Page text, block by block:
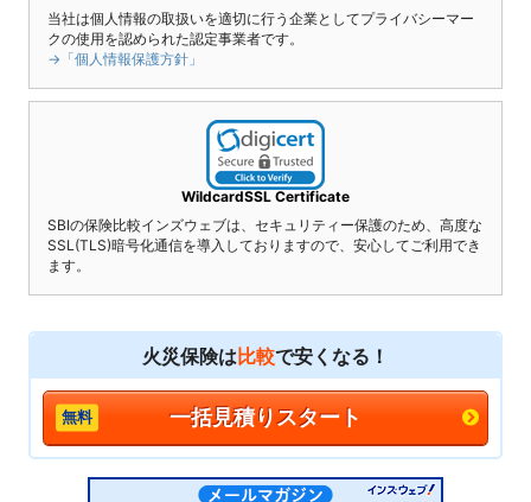
当社は個人情報の取扱いを適切に行う企業としてプライバシーマー
クの使用を認められた認定事業者です。
→「個人情報保護方針」
WildcardSSL Certificate
SBIの保険比較インズウェブは、セキュリティー保護のため、高度な
SSL(TLS)暗号化通信を導入しておりますので、安心してご利用でき
ます。
火災保険は比較で安くなる！
一括見積りスタート